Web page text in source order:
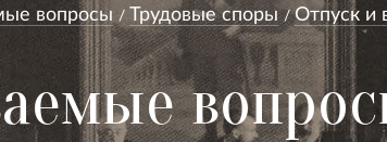
вопросы Трудовые споры Отпуск и